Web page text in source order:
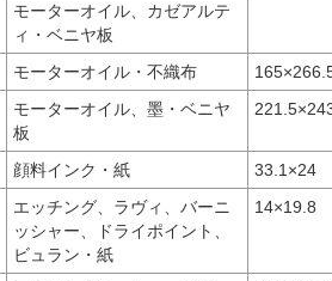
モーターオイル、カゼアルテ
ィ・ベニヤ板
モーターオイル・不織布
モーターオイル、墨・ベニヤ
板
顔料インク・紙 33.1×24
エッチング、ラヴィ、バーニ
ッシャー、ドライポイント、
ビュラン・紙
14×19.8